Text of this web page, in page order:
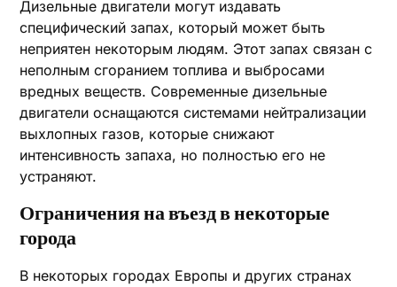
Дизельные двигатели могут издавать
специфический запах, который может быть
неприятен некоторым людям. Этот запах связан с
неполным сгоранием топлива и выбросами
вредных веществ. Современные дизельные
двигатели оснащаются системами нейтрализации
выхлопных газов, которые снижают
интенсивность запаха, но полностью его не
устраняют.
Ограничения на въезд в некоторые
города
В некоторых городах Европы и других странах